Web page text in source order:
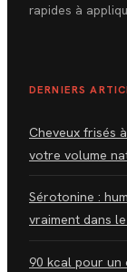
rapides à
DERNIERS
Cheveux frisés
votre volume
Sérotonine :
vraiment dans
90 kcal pour un